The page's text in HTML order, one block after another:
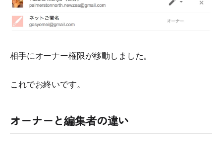
相手にオーナー権限が移動しました。
これでお終いです。
オーナーと編集者の違い